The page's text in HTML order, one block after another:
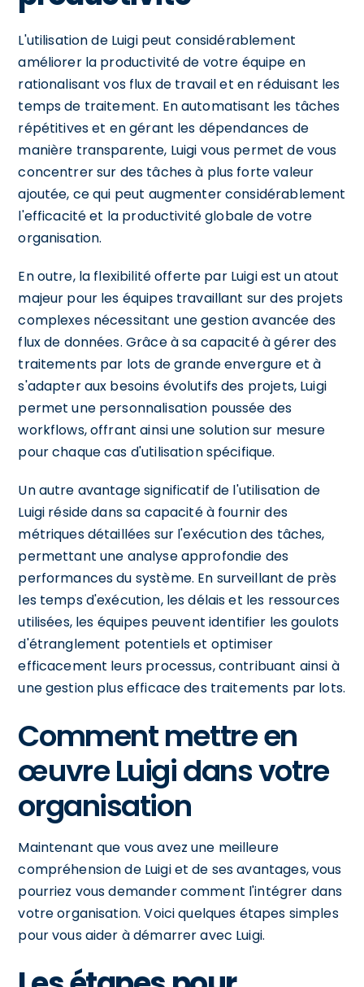
L'utilisation de Luigi peut considérablement
améliorer la productivité de votre équipe en
rationalisant vos flux de travail et en réduisant les
temps de traitement. En automatisant les tâches
répétitives et en gérant les dépendances de
manière transparente, Luigi vous permet de vous
concentrer sur des tâches à plus forte valeur
ajoutée, ce qui peut augmenter considérablement
l'efficacité et la productivité globale de votre
organisation.
En outre, la flexibilité offerte par Luigi est un atout
majeur pour les équipes travaillant sur des projets
complexes nécessitant une gestion avancée des
flux de données. Grâce à sa capacité à gérer des
traitements par lots de grande envergure et à
s'adapter aux besoins évolutifs des projets, Luigi
permet une personnalisation poussée des
workflows, offrant ainsi une solution sur mesure
pour chaque cas d'utilisation spécifique.
Un autre avantage significatif de l'utilisation de
Luigi réside dans sa capacité à fournir des
métriques détaillées sur l'exécution des tâches,
permettant une analyse approfondie des
performances du système. En surveillant de près
les temps d'exécution, les délais et les ressources
utilisées, les équipes peuvent identifier les goulots
d'étranglement potentiels et optimiser
efficacement leurs processus, contribuant ainsi à
une gestion plus efficace des traitements par lots.
Comment mettre en
œuvre Luigi dans votre
organisation
Maintenant que vous avez une meilleure
compréhension de Luigi et de ses avantages, vous
pourriez vous demander comment l'intégrer dans
votre organisation. Voici quelques étapes simples
pour vous aider à démarrer avec Luigi.